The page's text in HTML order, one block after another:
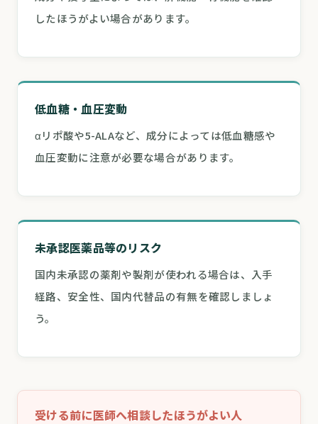
したほうがよい場合があります。
低血糖・血圧変動
αリポ酸や5-ALAなど、成分によっては低血糖感や
血圧変動に注意が必要な場合があります。
未承認医薬品等のリスク
国内未承認の薬剤や製剤が使われる場合は、入手
経路、安全性、国内代替品の有無を確認しましょ
う。
受ける前に医師へ相談したほうがよい人